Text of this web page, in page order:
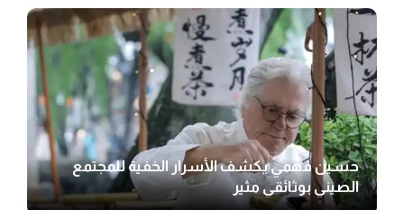
حسين فهمي يكشف الأسرار الخفية للمجتمع
الصيني بوثائقي مثير